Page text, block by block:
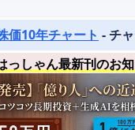
価10年チャート - チ
っしゃん最新刊のお知